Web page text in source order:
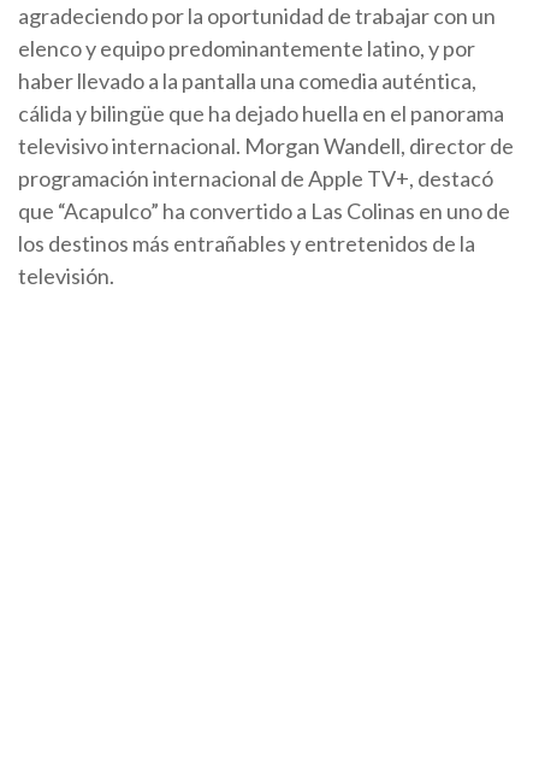
agradeciendo por la oportunidad de trabajar con un
elenco y equipo predominantemente latino, y por
haber llevado a la pantalla una comedia auténtica,
cálida y bilingüe que ha dejado huella en el panorama
televisivo internacional. Morgan Wandell, director de
programación internacional de Apple TV+, destacó
que “Acapulco” ha convertido a Las Colinas en uno de
los destinos más entrañables y entretenidos de la
televisión.